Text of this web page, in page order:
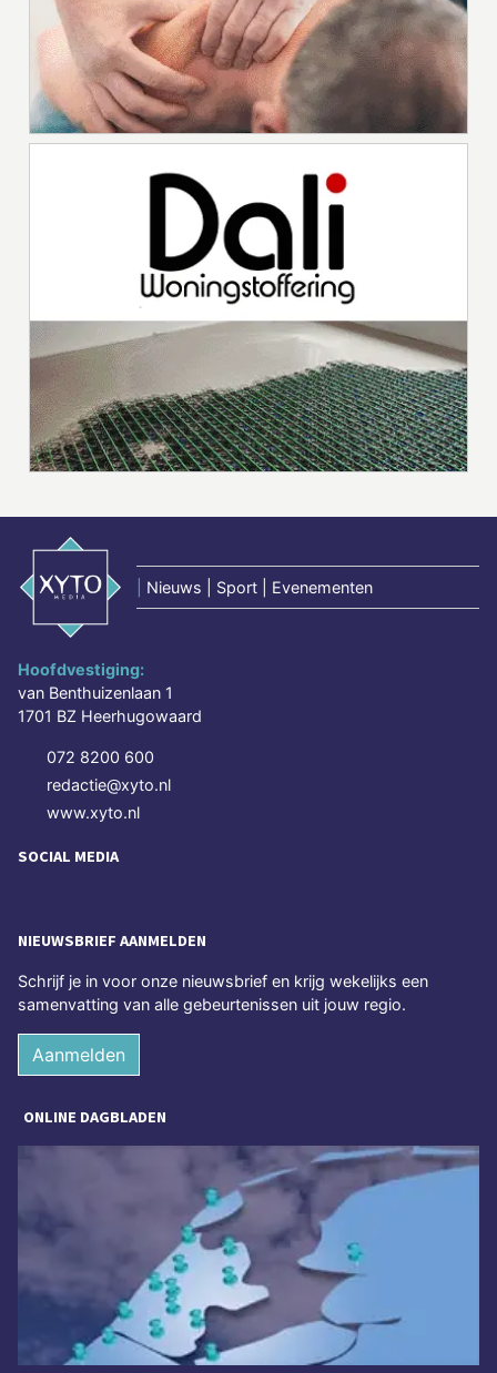
Nieuws | Sport | Evenementen
Hoofdvestiging:
van Benthuizenlaan 1
1701 BZ Heerhugowaard
072 8200 600
redactie@xyto.nl
www.xyto.nl
SOCIAL MEDIA
NIEUWSBRIEF AANMELDEN
Schrijf je in voor onze nieuwsbrief en krijg wekelijks een
samenvatting van alle gebeurtenissen uit jouw regio.
Aanmelden
ONLINE DAGBLADEN